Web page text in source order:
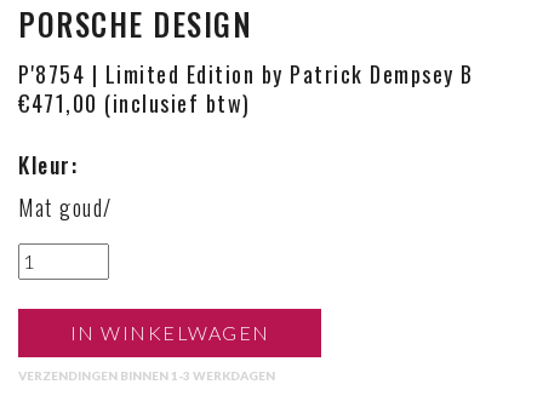
PORSCHE DESIGN
P'8754 | Limited Edition by Patrick Dempsey B
€471,00 (inclusief btw)
Kleur:
Mat goud/
IN WINKELWAGEN
VERZENDINGEN BINNEN 1-3 WERKDAGEN